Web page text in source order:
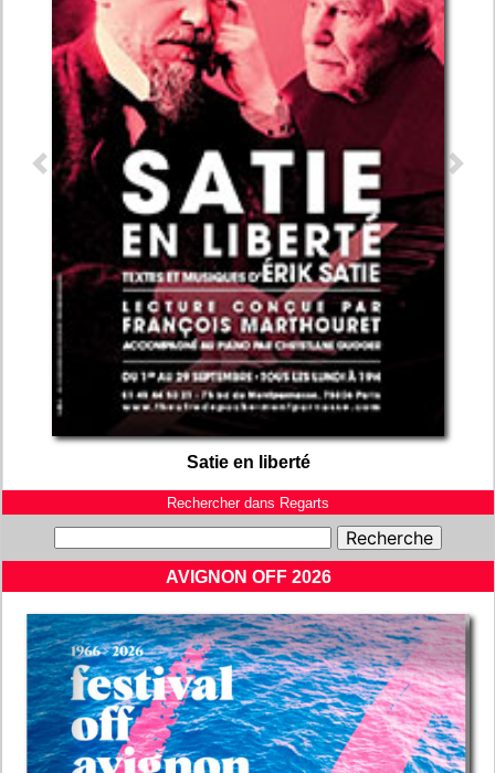
Satie en liberté
Previous Next
Rechercher dans Regarts
AVIGNON OFF 2026